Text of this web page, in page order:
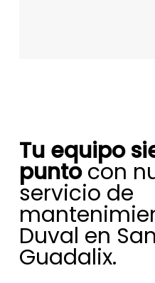
Tu equipo
puntocon
servicio de
Duval en
Guadalix.